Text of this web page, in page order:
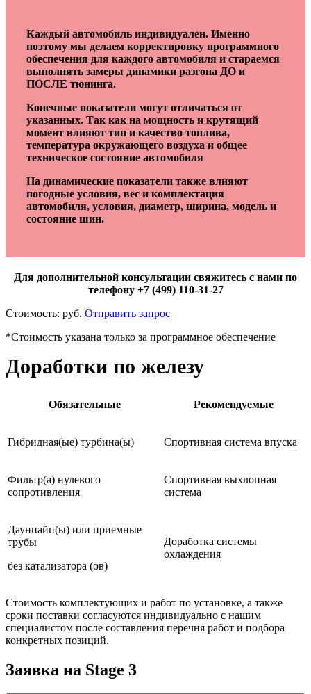
Каждый автомобиль индивидуален. Именно
поэтому мы делаем корректировку программного
обеспечения для каждого автомобиля и стараемся
выполнять замеры динамики разгона ДО и
ПОСЛЕ тюнинга.
Конечные показатели могут отличаться от
указанных. Так как на мощность и крутящий
момент влияют тип и качество топлива,
температура окружающего воздуха и общее
техническое состояние автомобиля
На динамические показатели также влияют
погодные условия, вес и комплектация
автомобиля, условия, диаметр, ширина, модель и
состояние шин.
Для дополнительной консультации свяжитесь с нами по
телефону +7 (499) 110-31-27
Стоимость: руб. Отправить запрос
*Стоимость указана только за программное обеспечение
Доработки по железу
Обязательные Рекомендуемые
Гибридная(ые) турбина(ы) Спортивная система впуска
Фильтр(а) нулевого
сопротивления
Спортивная выхлопная
система
Даунпайп(ы) или приемные
трубы
без катализатора (ов)
Доработка системы
охлаждения
Стоимость комплектующих и работ по установке, а также
сроки поставки согласуются индивидуально с нашим
специалистом после составления перечня работ и подбора
конкретных позиций.
Заявка на Stage 3